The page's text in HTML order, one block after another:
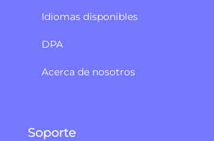
Idiomas disponibles
DPA
Acerca de nosotros
Soporte